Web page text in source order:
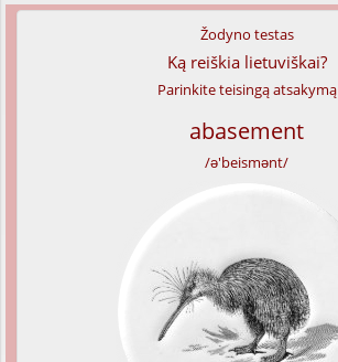
Žodyno testas
Ką reiškia lietuviškai?
Parinkite teisingą atsakymą
abasement
/ə'beismənt/